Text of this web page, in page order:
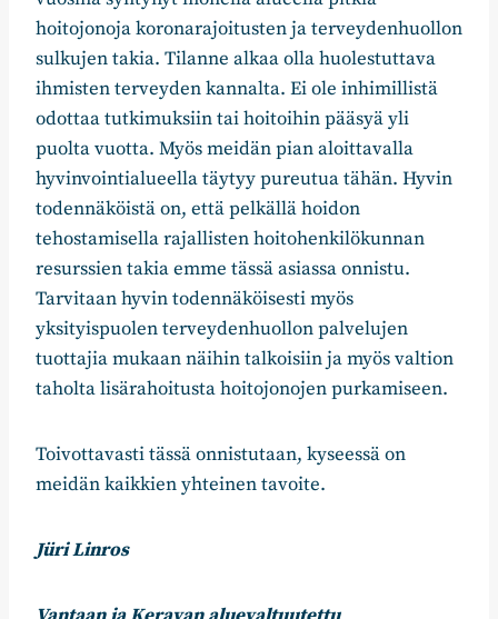
hoitojonoja koronarajoitusten ja terveydenhuollon
sulkujen takia. Tilanne alkaa olla huolestuttava
ihmisten terveyden kannalta. Ei ole inhimillistä
odottaa tutkimuksiin tai hoitoihin pääsyä yli
puolta vuotta. Myös meidän pian aloittavalla
hyvinvointialueella täytyy pureutua tähän. Hyvin
todennäköistä on, että pelkällä hoidon
tehostamisella rajallisten hoitohenkilökunnan
resurssien takia emme tässä asiassa onnistu.
Tarvitaan hyvin todennäköisesti myös
yksityispuolen terveydenhuollon palvelujen
tuottajia mukaan näihin talkoisiin ja myös valtion
taholta lisärahoitusta hoitojonojen purkamiseen.
Toivottavasti tässä onnistutaan, kyseessä on
meidän kaikkien yhteinen tavoite.
Jüri Linros